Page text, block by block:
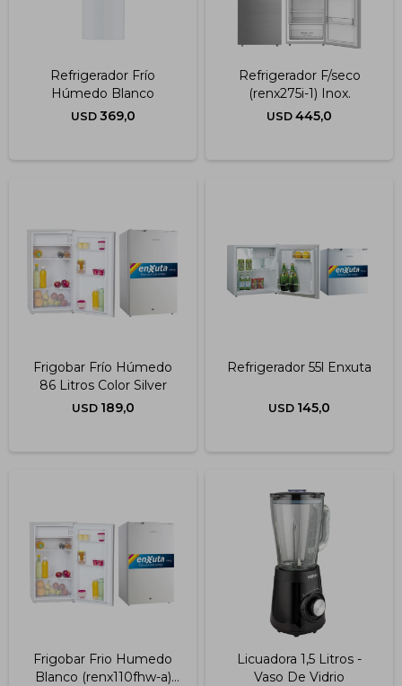
Refrigerador Frío
Húmedo Blanco
USD 369,0
Refrigerador F/seco
(renx275i-1) Inox.
USD 445,0
Frigobar Frío Húmedo
86 Litros Color Silver
USD 189,0
Refrigerador 55l Enxuta
USD 145,0
Frigobar Frio Humedo
Blanco (renx110fhw-a)
Licuadora 1,5 Litros -
Vaso De Vidrio